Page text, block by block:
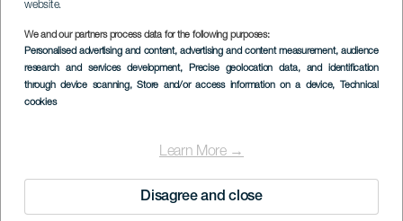
website.
We and our partners process data for the following purposes:
Personalised advertising and content, advertising and content measurement, audience
research and services development, Precise geolocation data, and identification
through device scanning, Store and/or access information on a device, Technical
cookies
Learn More →
Disagree and close